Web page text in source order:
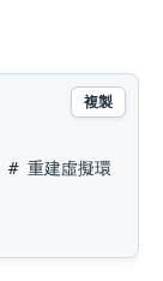
複製
重建虛擬環